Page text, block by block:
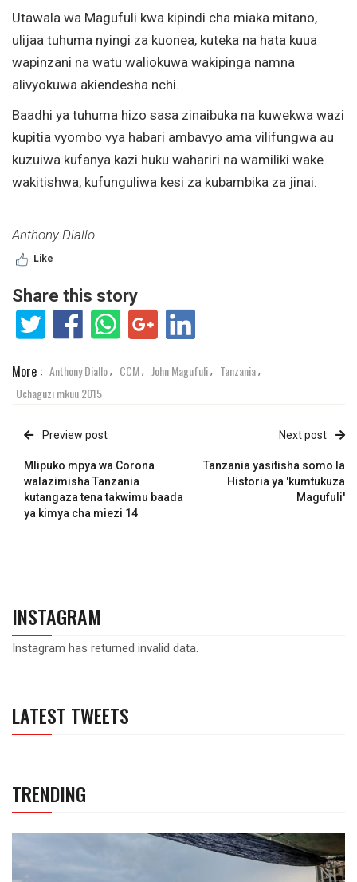
Utawala wa Magufuli kwa kipindi cha miaka mitano,
ulijaa tuhuma nyingi za kuonea, kuteka na hata kuua
wapinzani na watu waliokuwa wakipinga namna
alivyokuwa akiendesha nchi.
Baadhi ya tuhuma hizo sasa zinaibuka na kuwekwa wazi
kupitia vyombo vya habari ambavyo ama vilifungwa au
kuzuiwa kufanya kazi huku wahariri na wamiliki wake
wakitishwa, kufunguliwa kesi za kubambika za jinai.
Anthony Diallo
Like
Share this story
More : Anthony Diallo, CCM, John Magufuli, Tanzania,
Uchaguzi mkuu 2015
Preview post
Mlipuko mpya wa Corona
walazimisha Tanzania
kutangaza tena takwimu baada
ya kimya cha miezi 14
Next post
Tanzania yasitisha somo la
Historia ya 'kumtukuza
Magufuli'
INSTAGRAM
Instagram has returned invalid data.
LATEST TWEETS
TRENDING